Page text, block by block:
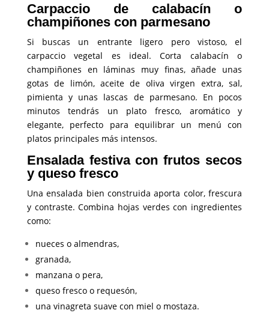
Carpaccio de calabacín o
champiñones con parmesano
Si buscas un entrante ligero pero vistoso, el
carpaccio vegetal es ideal. Corta calabacín o
champiñones en láminas muy finas, añade unas
gotas de limón, aceite de oliva virgen extra, sal,
pimienta y unas lascas de parmesano. En pocos
minutos tendrás un plato fresco, aromático y
elegante, perfecto para equilibrar un menú con
platos principales más intensos.
Ensalada festiva con frutos secos
y queso fresco
Una ensalada bien construida aporta color, frescura
y contraste. Combina hojas verdes con ingredientes
como:
nueces o almendras,
granada,
manzana o pera,
queso fresco o requesón,
una vinagreta suave con miel o mostaza.